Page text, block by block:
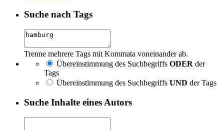
Suche nach Tags
Trenne mehrere Tags mit Kommata voneinander ab.
Übereinstimmung des Suchbegriffs ODER der
Tags
Übereinstimmung des Suchbegriffs UND der Tags
Suche Inhalte eines Autors